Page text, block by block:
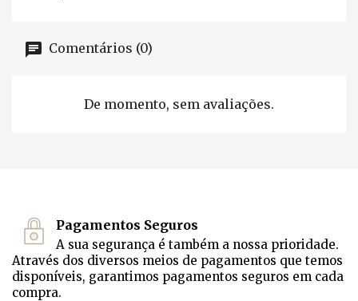
Comentários (0)
De momento, sem avaliações.
Pagamentos Seguros
A sua segurança é também a nossa prioridade.
Através dos diversos meios de pagamentos que temos
disponíveis, garantimos pagamentos seguros em cada
compra.